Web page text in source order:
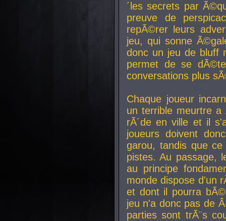
´les secrets par
preuve de
repÃ©rer leurs
jeu, qui sonne
donc un jeu de bluff
permet de se
conversations plus
Chaque joueur
un terrible meurtre
rÃ´de en ville et il
joueurs doivent
garou, tandis que
pistes. Au passage,
au principe
monde dispose d'un
et dont il pourra
jeu n'a donc pas de
parties sont trÃ¨s